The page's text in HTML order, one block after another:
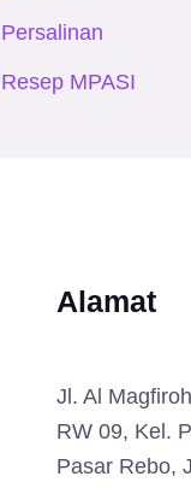
Persalinan
Resep MPASI
Alamat
Jl. Al
RW 09, Kel.
Pasar Rebo,